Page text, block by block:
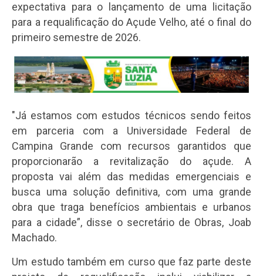
expectativa para o lançamento de uma licitação
para a requalificação do Açude Velho, até o final do
primeiro semestre de 2026.
"Já estamos com estudos técnicos sendo feitos
em parceria com a Universidade Federal de
Campina Grande com recursos garantidos que
proporcionarão a revitalização do açude. A
proposta vai além das medidas emergenciais e
busca uma solução definitiva, com uma grande
obra que traga benefícios ambientais e urbanos
para a cidade”, disse o secretário de Obras, Joab
Machado.
Um estudo também em curso que faz parte deste